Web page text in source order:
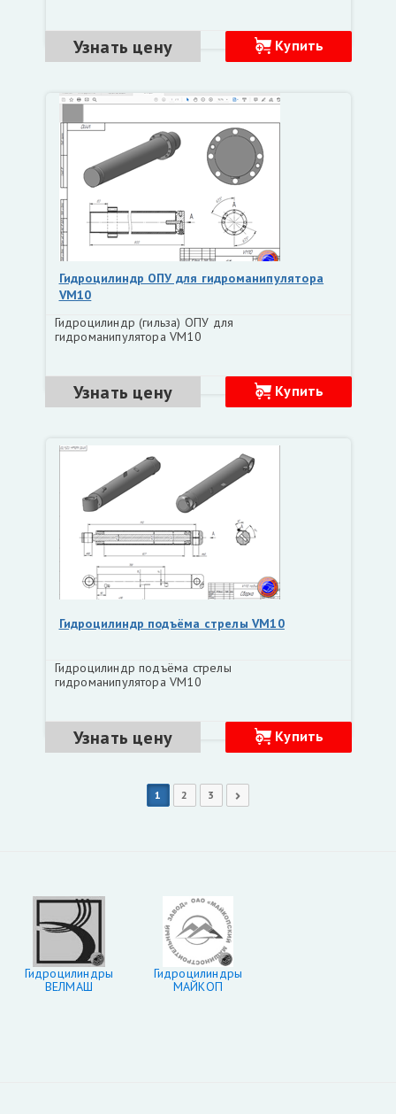
Узнать цену Купить
Гидроцилиндр ОПУ для гидроманипулятора
VM10
Гидроцилиндр (гильза) ОПУ для
гидроманипулятора VM10
Узнать цену Купить
Гидроцилиндр подъёма стрелы VM10
Гидроцилиндр подъёма стрелы
гидроманипулятора VM10
Узнать цену Купить
1 2 3
Гидроцилиндры
ВЕЛМАШ
Гидроцилиндры
МАЙКОП